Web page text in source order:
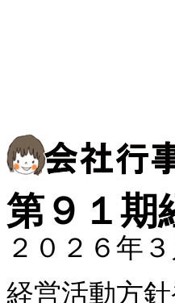
第９１期
２０２６年
経営活動方